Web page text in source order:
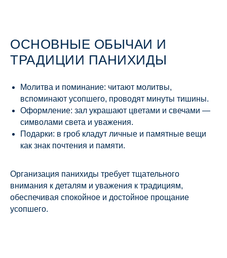
ОСНОВНЫЕ ОБЫЧАИ И
ТРАДИЦИИ ПАНИХИДЫ
Молитва и поминание: читают молитвы,
вспоминают усопшего, проводят минуты тишины.
Оформление: зал украшают цветами и свечами —
символами света и уважения.
Подарки: в гроб кладут личные и памятные вещи
как знак почтения и памяти.
Организация панихиды требует тщательного
внимания к деталям и уважения к традициям,
обеспечивая спокойное и достойное прощание
усопшего.